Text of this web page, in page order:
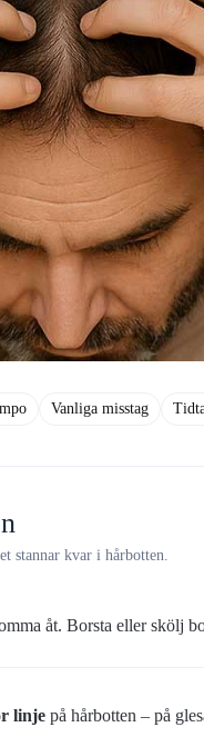
Vanliga misstag
stannar kvar i hårbotten.
åt. Borsta eller skölj
linje på hårbotten – på